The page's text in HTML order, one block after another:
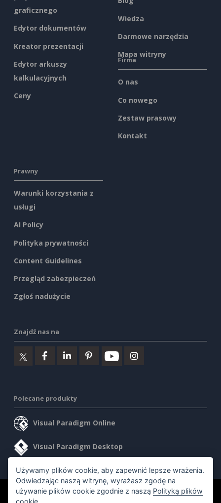
graficznego
Edytor dokumentów
Kreator prezentacji
Edytor arkuszy
kalkulacyjnych
Ceny
Wiedza
Darmowe narzędzia
Mapa witryny
Firma
O nas
Co nowego
Zestaw prasowy
Kontakt
Prawny
Warunki korzystania z
usługi
AI Policy
Polityka prywatności
Content Guidelines
Przegląd zabezpieczeń
Zgłoś nadużycie
Znajdź nas na
Polecane produkty
Visual Paradigm Online
Visual Paradigm Desktop
©2026 by Visual Paradigm. Wszelkie prawa zastrzeżone.
Używamy plików cookie, aby zapewnić lepsze wrażenia.
Odwiedzając naszą witrynę, wyrażasz zgodę na
używanie plików cookie zgodnie z naszą Polityką plików